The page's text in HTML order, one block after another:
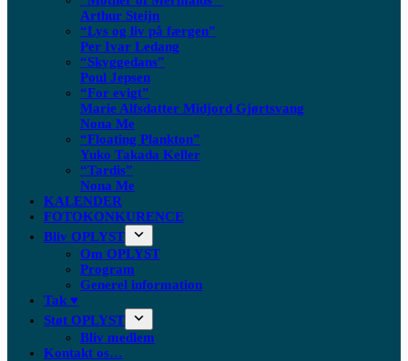
Arthur Steijn
“Lys og liv på færgen”
Per Ivar Ledang
“Skyggedans”
Poul Jepsen
“For evigt”
Marie Alfsdatter Midjord Gjørtsvang
Nona Me
“Floating Plankton​”
Yuko Takada Keller
“Tardis”
Nona Me
KALENDER
FOTOKONKURENCE
Bliv OPLYST
Om OPLYST
Program
Generel information
Tak ♥
Støt OPLYST
Bliv medlem
Kontakt os…